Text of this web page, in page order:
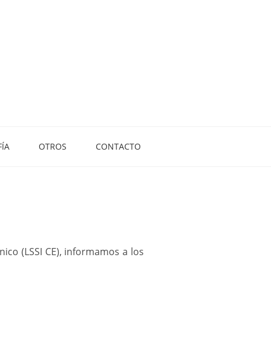
OTROS CONTACTO
(LSSI CE), informamos a los